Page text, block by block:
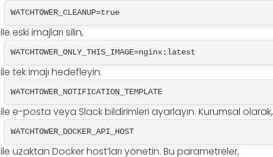
WATCHTOWER_CLEANUP=true
ile eski imajları silin,
WATCHTOWER_ONLY_THIS_IMAGE=nginx:latest
ile tek imajı hedefleyin.
WATCHTOWER_NOTIFICATION_TEMPLATE
ile e-posta veya Slack bildirimleri ayarlayın. Kurumsal olarak,
WATCHTOWER_DOCKER_API_HOST
ile uzaktan Docker host’ları yönetin. Bu parametreler,